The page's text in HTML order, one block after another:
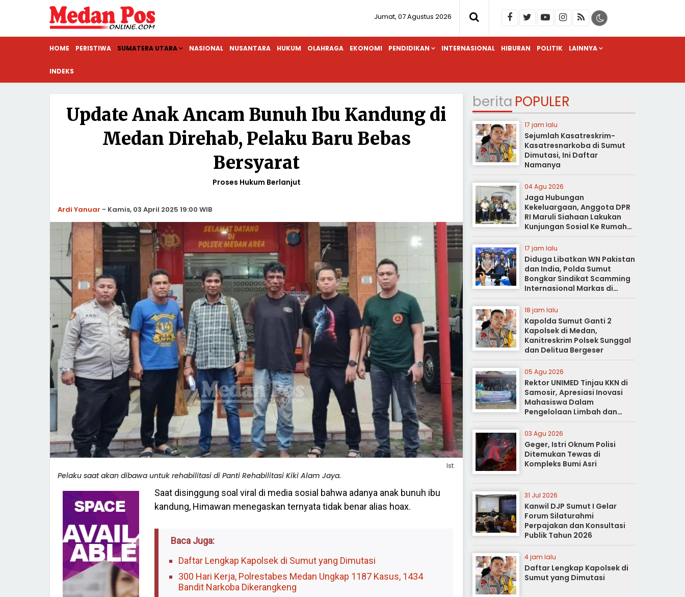
Jumat, 07 Agustus 2026
HOME PERISTIWA SUMATERA UTARA NASIONAL NUSANTARA HUKUM OLAHRAGA EKONOMI PENDIDIKAN INTERNASIONAL HIBURAN POLITIK LAINNYA
INDEKS
Update Anak Ancam Bunuh Ibu Kandung di
Medan Direhab, Pelaku Baru Bebas
Bersyarat
Proses Hukum Berlanjut
Ardi Yanuar - Kamis, 03 April 2025 19:00 WIB
Ist.
Pelaku saat akan dibawa untuk rehabilitasi di Panti Rehabilitasi Kiki Alam Jaya.
Saat disinggung soal viral di media sosial bahwa adanya anak bunuh ibu
kandung, Himawan menegaskan ternyata tidak benar alias hoax.
Baca Juga:
Daftar Lengkap Kapolsek di Sumut yang Dimutasi
300 Hari Kerja, Polrestabes Medan Ungkap 1187 Kasus, 1434
Bandit Narkoba Dikerangkeng
berita POPULER
17 jam lalu
Sejumlah Kasatreskrim-
Kasatresnarkoba di Sumut
Dimutasi, Ini Daftar
Namanya
04 Agu 2026
Jaga Hubungan
Kekeluargaan, Anggota DPR
RI Maruli Siahaan Lakukan
Kunjungan Sosial Ke Rumah
Duka
17 jam lalu
Diduga Libatkan WN Pakistan
dan India, Polda Sumut
Bongkar Sindikat Scamming
Internasional Markas di
Apartemen Podomoro
18 jam lalu
Kapolda Sumut Ganti 2
Kapolsek di Medan,
Kanitreskrim Polsek Sunggal
dan Delitua Bergeser
05 Agu 2026
Rektor UNIMED Tinjau KKN di
Samosir, Apresiasi Inovasi
Mahasiswa Dalam
Pengelolaan Limbah dan
Pertanian Ramah Lingkungan
03 Agu 2026
Geger, Istri Oknum Polisi
Ditemukan Tewas di
Kompleks Bumi Asri
31 Jul 2026
Kanwil DJP Sumut I Gelar
Forum Silaturahmi
Perpajakan dan Konsultasi
Publik Tahun 2026
4 jam lalu
Daftar Lengkap Kapolsek di
Sumut yang Dimutasi